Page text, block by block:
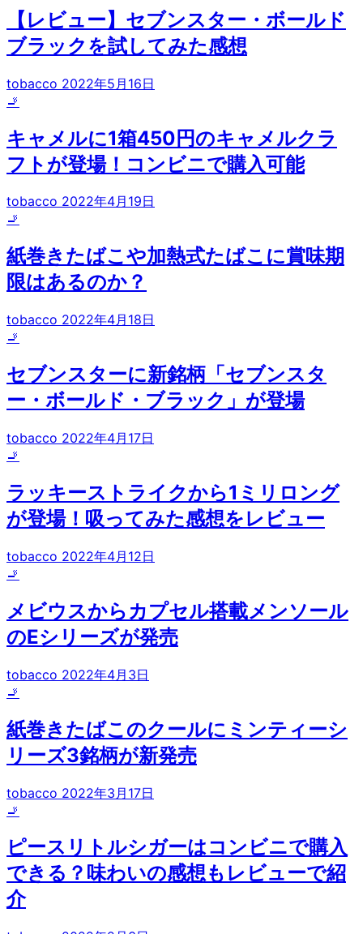
【レビュー】セブンスター・ボールド
ブラックを試してみた感想
tobacco 2022年5月16日
🚬
キャメルに1箱450円のキャメルクラ
フトが登場！コンビニで購入可能
tobacco 2022年4月19日
🚬
紙巻きたばこや加熱式たばこに賞味期
限はあるのか？
tobacco 2022年4月18日
🚬
セブンスターに新銘柄「セブンスタ
ー・ボールド・ブラック」が登場
tobacco 2022年4月17日
🚬
ラッキーストライクから1ミリロング
が登場！吸ってみた感想をレビュー
tobacco 2022年4月12日
🚬
メビウスからカプセル搭載メンソール
のEシリーズが発売
tobacco 2022年4月3日
🚬
紙巻きたばこのクールにミンティーシ
リーズ3銘柄が新発売
tobacco 2022年3月17日
🚬
ピースリトルシガーはコンビニで購入
できる？味わいの感想もレビューで紹
介